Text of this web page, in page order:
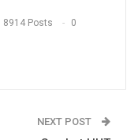
8914 Posts 0
NEXT POST